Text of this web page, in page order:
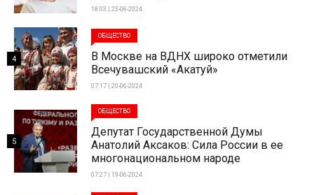
18:03 | 23-06-2024
ОБЩЕСТВО
В Москве на ВДНХ широко отметили
Всечувашский «Акатуй»
07:17 | 20-06-2024
4
ОБЩЕСТВО
Депутат Государственной Думы
Анатолий Аксаков: Сила России в ее
многонациональном народе
07:27 | 19-06-2024
5